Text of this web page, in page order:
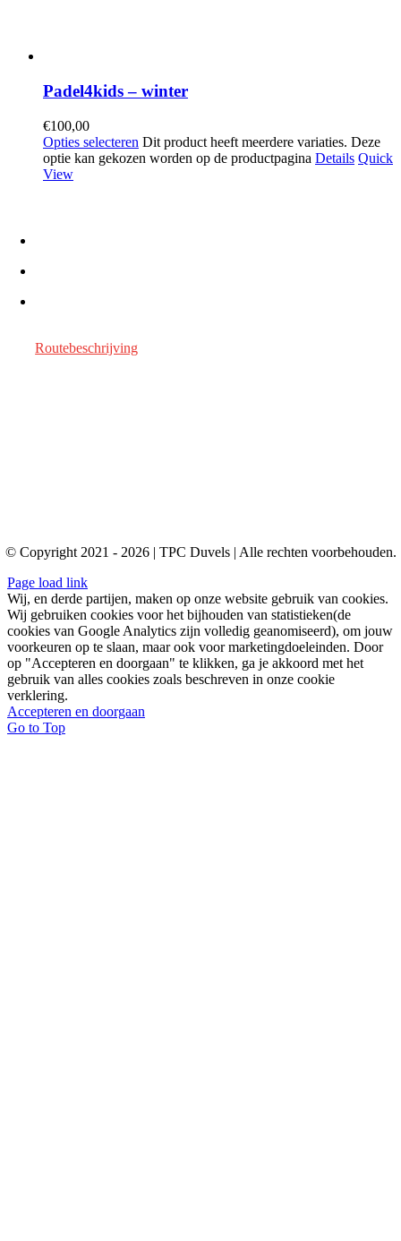
Padel4kids – winter
€100,00
Opties selecteren Dit product heeft meerdere variaties. Deze
optie kan gekozen worden op de productpagina Details Quick
View
Routebeschrijving
© Copyright 2021 - 2026 | TPC Duvels | Alle rechten voorbehouden.
Page load link
Wij, en derde partijen, maken op onze website gebruik van cookies.
Wij gebruiken cookies voor het bijhouden van statistieken(de
cookies van Google Analytics zijn volledig geanomiseerd), om jouw
voorkeuren op te slaan, maar ook voor marketingdoeleinden. Door
op "Accepteren en doorgaan" te klikken, ga je akkoord met het
gebruik van alles cookies zoals beschreven in onze cookie
verklering.
Accepteren en doorgaan
Go to Top